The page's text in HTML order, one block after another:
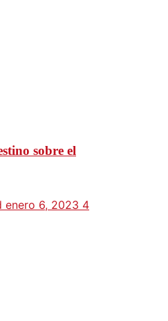
sobre el
enero 6, 2023 4